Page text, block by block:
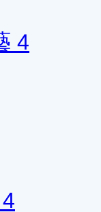
4
4